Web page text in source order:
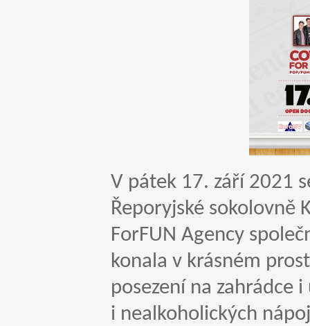
V pátek 17. září 2021
Řeporyjské sokolovně
ForFUN Agency
konala v krásném
posezení na zahrádce
i nealkoholických